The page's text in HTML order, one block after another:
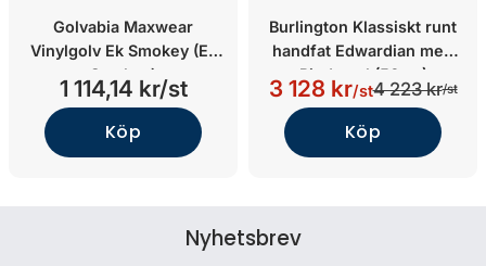
Golvabia Maxwear
Vinylgolv Ek Smokey (Ek
Smokey)
1 114,14 kr/st
Köp
Burlington Klassiskt runt
handfat Edwardian med
Piedestal (56cm)
3 128 kr/st4 223 kr/st
Köp
Nyhetsbrev